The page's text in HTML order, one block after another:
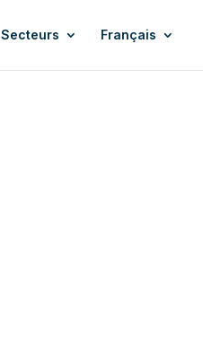
Secteurs Français